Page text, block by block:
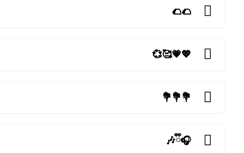
🌮🌮
💖💗🥰💞
💐💐💐
🎧ྀི🎶